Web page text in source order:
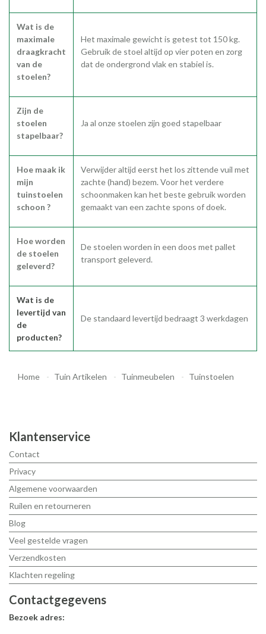
Wat is de
maximale
draagkracht
van de
stoelen?
Het maximale gewicht is getest tot 150 kg.
Gebruik de stoel altijd op vier poten en zorg
dat de ondergrond vlak en stabiel is.
Zijn de
stoelen
stapelbaar?
Ja al onze stoelen zijn goed stapelbaar
Hoe maak ik
mijn
tuinstoelen
schoon ?
Verwijder altijd eerst het los zittende vuil met
zachte (hand) bezem. Voor het verdere
schoonmaken kan het beste gebruik worden
gemaakt van een zachte spons of doek.
Hoe worden
de stoelen
geleverd?
De stoelen worden in een doos met pallet
transport geleverd.
Wat is de
levertijd van
de
producten?
De standaard levertijd bedraagt 3 werkdagen
Home Tuin Artikelen Tuinmeubelen Tuinstoelen
Klantenservice
Contact
Privacy
Algemene voorwaarden
Ruilen en retourneren
Blog
Veel gestelde vragen
Verzendkosten
Klachten regeling
Contactgegevens
Bezoek adres: